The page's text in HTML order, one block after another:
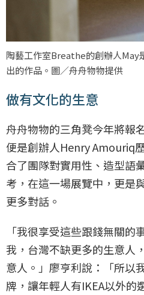
陶藝工作室Breathe的創辦人May
出的作品。圖／舟舟物物提供
做有文化的生意
舟舟物物的三角凳今年將報
便是創辦人Henry Amouriq
合了團隊對實用性、造型語
考，在這一場展覽中，更是
更多對話。
「我很享受這些跟錢無關的
我，台灣不缺更多的生意人
意人。」廖亨利說：「所以
牌，讓年輕人有IKEA以外的